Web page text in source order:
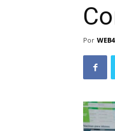
Por